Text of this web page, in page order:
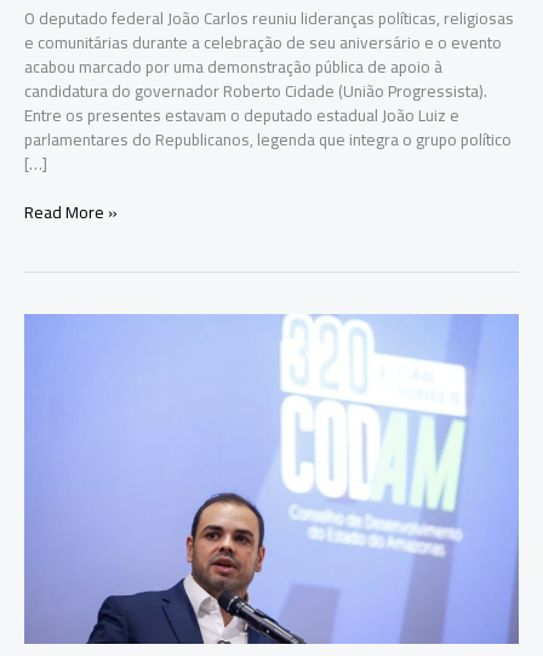
O deputado federal João Carlos reuniu lideranças políticas, religiosas
e comunitárias durante a celebração de seu aniversário e o evento
acabou marcado por uma demonstração pública de apoio à
candidatura do governador Roberto Cidade (União Progressista).
Entre os presentes estavam o deputado estadual João Luiz e
parlamentares do Republicanos, legenda que integra o grupo político
[…]
Deputados
campanha
Read More »